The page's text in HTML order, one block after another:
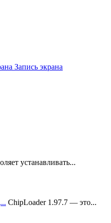
Запись экрана
устанавливать...
ChipLoader 1.97.7 — это...